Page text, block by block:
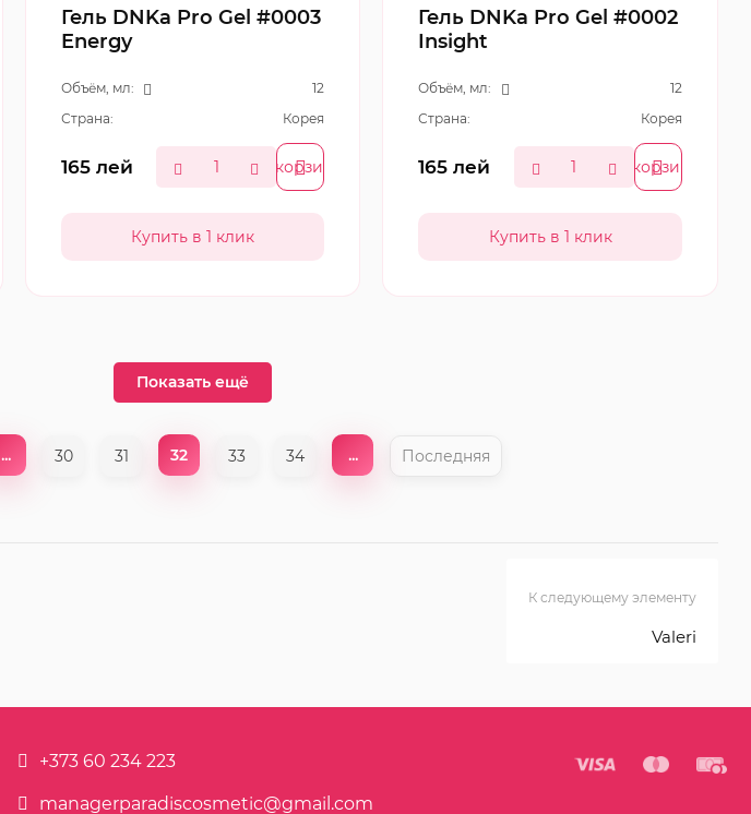
Гель DNKa Pro Gel #0003
Energy
Объём, мл:
12
Страна:
Корея
165лей В корзину
Гель DNKa Pro Gel #0002
Insight
Объём, мл:
12
Страна:
Корея
165 лей В корзину
Показать ещё
... 30 31 32 33 34 ... Последняя
К следующему элементу
Valeri
+373 60 234 223
managerparadiscosmetic@gmail.com